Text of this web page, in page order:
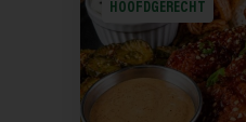
HOOFDGERECHT